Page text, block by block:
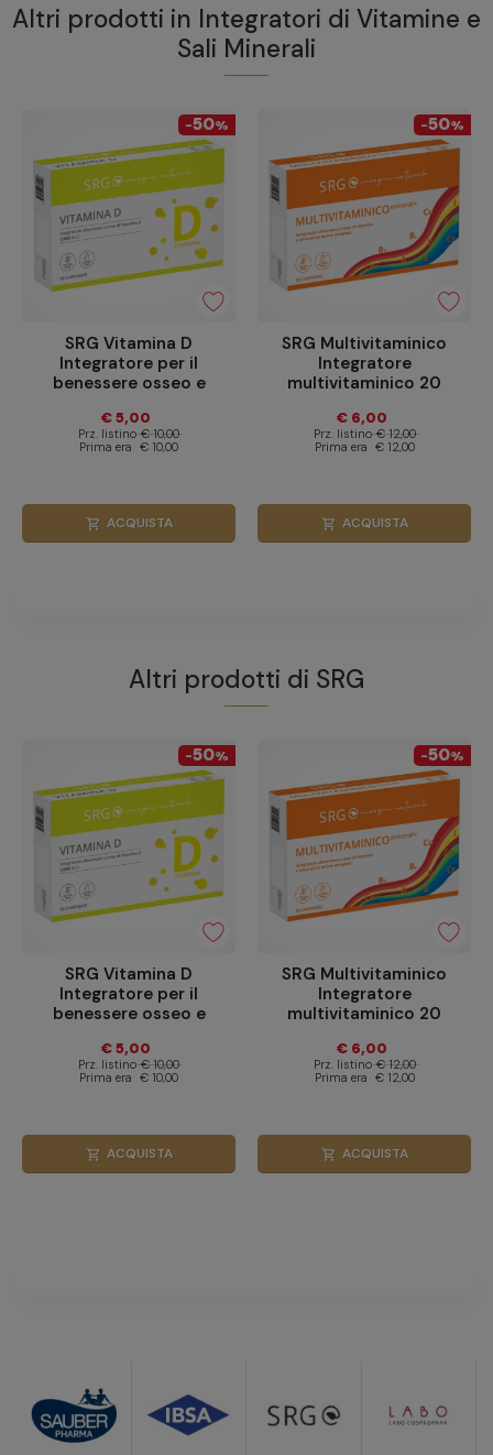
Altri prodotti in Integratori di Vitamine e
Sali Minerali
-50%
SRG Vitamina D
Integratore per il
benessere osseo e
compresse
€ 5,00
Prz. listino € 10,00
Prima era € 10,00
shopping_cart ACQUISTA
-50%
SRG Multivitaminico
Integratore
multivitaminico 20
€ 6,00
Prz. listino € 12,00
Prima era € 12,00
shopping_cart ACQUISTA
Altri prodotti di SRG
-50%
SRG Vitamina D
Integratore per il
benessere osseo e
compresse
€ 5,00
Prz. listino € 10,00
Prima era € 10,00
shopping_cart ACQUISTA
-50%
SRG Multivitaminico
Integratore
multivitaminico 20
€ 6,00
Prz. listino € 12,00
Prima era € 12,00
shopping_cart ACQUISTA